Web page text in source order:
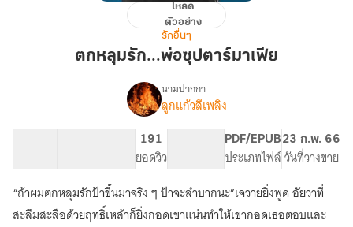
ตกหลุม
รัก...พ่อ
ซุป
ตาร์
มาเฟีย
โหลด
ตัวอย่าง
รักอื่นๆ
ตกหลุมรัก...พ่อซุปตาร์มาเฟีย
เรื่อง
มาเฟีย
นามปากกา
ลูกแก้วสีเพลิง
191
ยอดวิว
PDF/EPUB
ประเภทไฟล์
23 ก.พ. 66
วันที่วางขาย
“ถ้าผมตกหลุมรักป้าขึ้นมาจริง ๆ ป้าจะลำบากนะ”เจวายยิ่งพูด อัยวาที่
สะลึมสะลือด้วยฤทธิ์เหล้าก็ยิ่งกอดเขาแน่นทำให้เขากอดเธอตอบและ